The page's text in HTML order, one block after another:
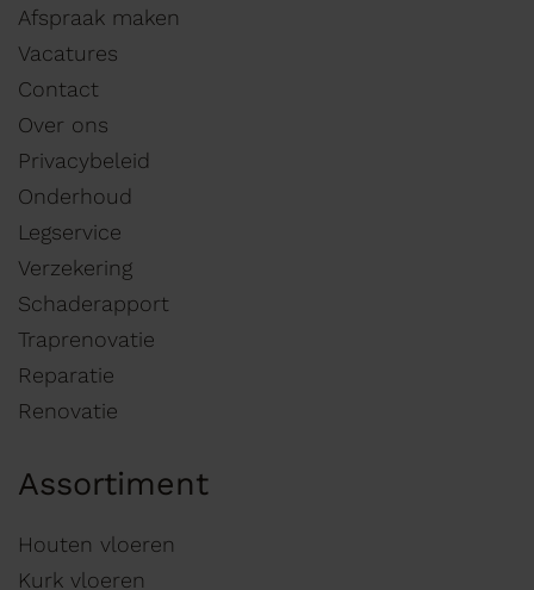
Afspraak maken
Vacatures
Contact
Over ons
Privacybeleid
Onderhoud
Legservice
Verzekering
Schaderapport
Traprenovatie
Reparatie
Renovatie
Assortiment
Houten vloeren
Kurk vloeren